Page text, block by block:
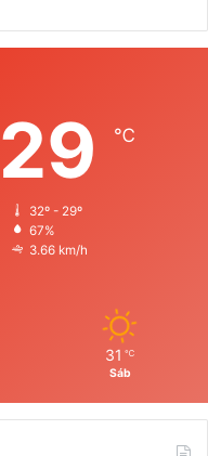
29 ℃
32º - 29º
67%
3.66 km/h
31 ℃
Sáb